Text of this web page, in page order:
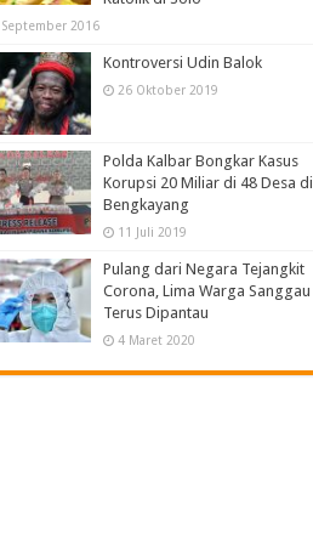
2016
Kontroversi Udin Balok
26 Oktober 2019
Polda Kalbar Bongkar Kasus
Korupsi 20 Miliar di 48 Desa di
Bengkayang
11 Juli 2019
Pulang dari Negara Tejangkit
Corona, Lima Warga Sanggau
Terus Dipantau
4 Maret 2020